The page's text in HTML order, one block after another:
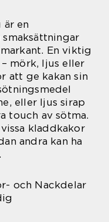
en
En viktig
mörk, ljus eller
att ge kakan sin
eller ljus sirap
touch av sötma.
kladdkakor
andra kan ha
och Nackdelar